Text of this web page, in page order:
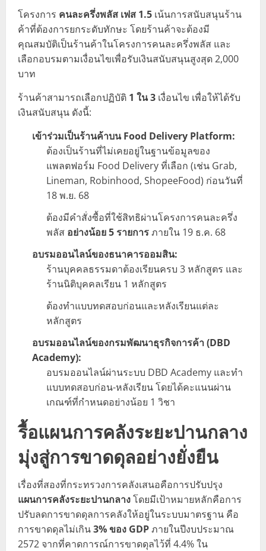
โครงการ คนละครึ่งพลัส เฟส 1.5 เน้นการสนับสนุนร้าน
ค้าที่ต้องการยกระดับทักษะ โดยร้านค้าจะต้องมี
คุณสมบัติเป็นร้านค้าในโครงการคนละครึ่งพลัส และ
เลือกอบรมตามเงื่อนไขเพื่อรับเงินสนับสนุนสูงสุด 2,000
บาท
ร้านค้าสามารถเลือกปฏิบัติ 1 ใน 3 เงื่อนไข เพื่อให้ได้รับ
เงินสนับสนุน ดังนี้:
เข้าร่วมเป็นร้านค้าบน Food Delivery Platform:
ต้องเป็นร้านที่ไม่เคยอยู่ในฐานข้อมูลของ
แพลตฟอร์ม Food Delivery ที่เลือก (เช่น Grab,
Lineman, Robinhood, ShopeeFood) ก่อนวันที่
18 พ.ย. 68
ต้องมีคำสั่งซื้อที่ใช้สิทธิผ่านโครงการคนละครึ่ง
พลัส อย่างน้อย 5 รายการภายใน 19 ธ.ค. 68
อบรมออนไลน์ของธนาคารออมสิน:
ร้านบุคคลธรรมดาต้องเรียนครบ 3 หลักสูตร และ
ร้านนิติบุคคลเรียน 1 หลักสูตร
ต้องทำแบบทดสอบก่อนและหลังเรียนแต่ละ
หลักสูตร
อบรมออนไลน์ของกรมพัฒนาธุรกิจการค้า (DBD
Academy):
อบรมออนไลน์ผ่านระบบ DBD Academy และทำ
แบบทดสอบก่อน-หลังเรียน โดยได้คะแนนผ่าน
เกณฑ์ที่กำหนดอย่างน้อย 1 วิชา
รื้อแผนการคลังระยะปานกลาง
มุ่งสู่การขาดดุลอย่างยั่งยืน
เรื่องที่สองที่กระทรวงการคลังเสนอคือการปรับปรุง
แผนการคลังระยะปานกลางโดยมีเป้าหมายหลักคือการ
ปรับลดการขาดดุลการคลังให้อยู่ในระบบมาตรฐาน คือ
การขาดดุลไม่เกิน3% ของ GDPภายในปีงบประมาณ
2572 จากที่คาดการณ์การขาดดุลไว้ที่ 4.4% ใน